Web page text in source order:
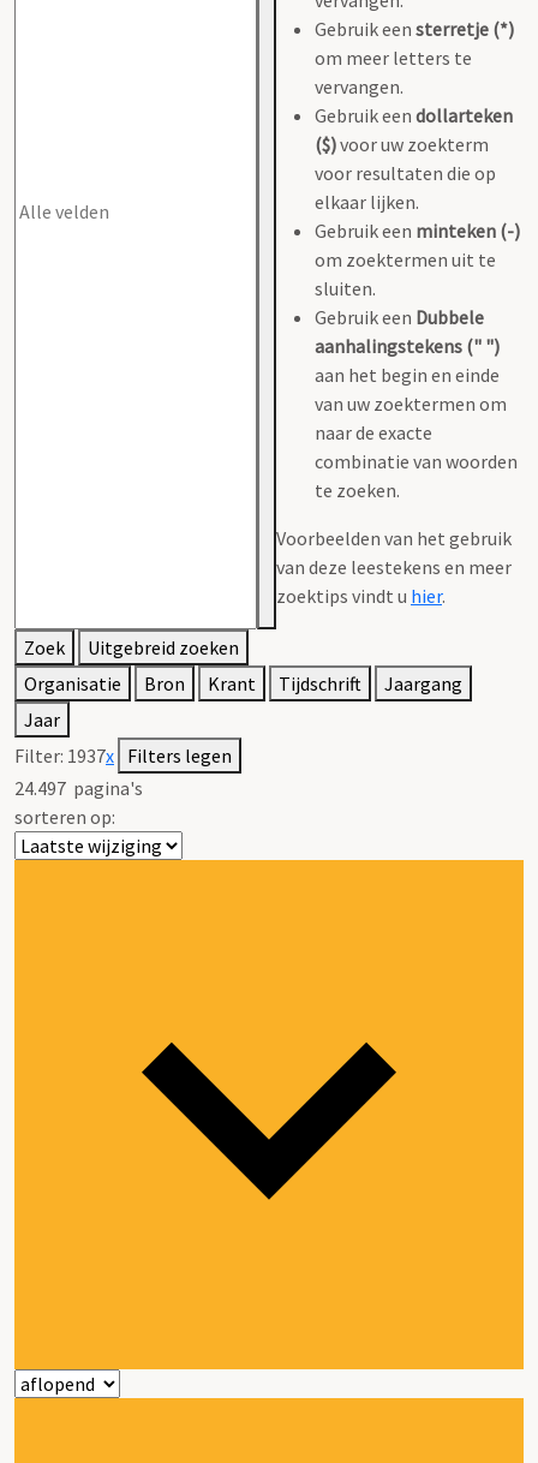
Gebruik een sterretje (*)
om meer letters te
vervangen.
Gebruik een dollarteken
($)voor uw zoekterm
voor resultaten die op
elkaar lijken.
Gebruik een minteken (-)
om zoektermen uit te
sluiten.
Gebruik een Dubbele
aanhalingstekens (" ")
aan het begin en einde
van uw zoektermen om
naar de exacte
combinatie van woorden
te zoeken.
Voorbeelden van het gebruik
van deze leestekens en meer
zoektips vindt u hier.
Zoek
Uitgebreid zoeken
Organisatie
Bron Krant Tijdschrift
Jaargang
Jaar
Filter: 1937x Filters legen
24.497 pagina's
sorteren op: